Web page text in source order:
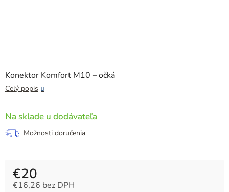
Konektor Komfort M10 – očká
Celý popis
Na sklade u dodávateľa
Možnosti doručenia
€20
€16,26 bez DPH